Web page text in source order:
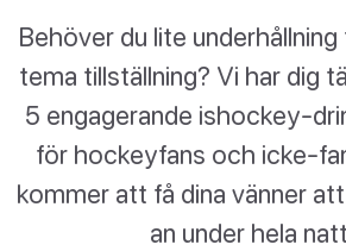
Behöver du lite
tema tillställning? Vi har dig
5 engagerande ishockey-
för hockeyfans och icke-
kommer att få dina vänner
an under hela